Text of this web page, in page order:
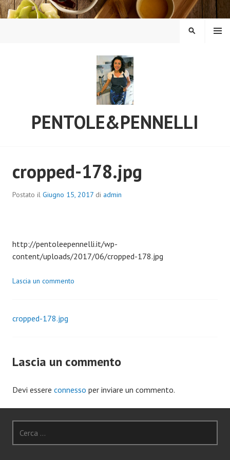
Vai
al
PENTOLE&PENNELLI
MENU
CERCA
cropped-178.jpg
Postato il Giugno 15, 2017 di admin
http://pentoleepennelli.it/wp-
content/uploads/2017/06/cropped-178.jpg
Lascia un commento
Navigazione
cropped-178.jpg
Lascia un commento
Devi essere connesso per inviare un commento.
per: